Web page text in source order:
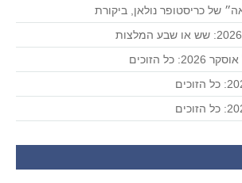
של כריסטופר נולאן, ביקורת
אוסקר 2026: כל הזוכים